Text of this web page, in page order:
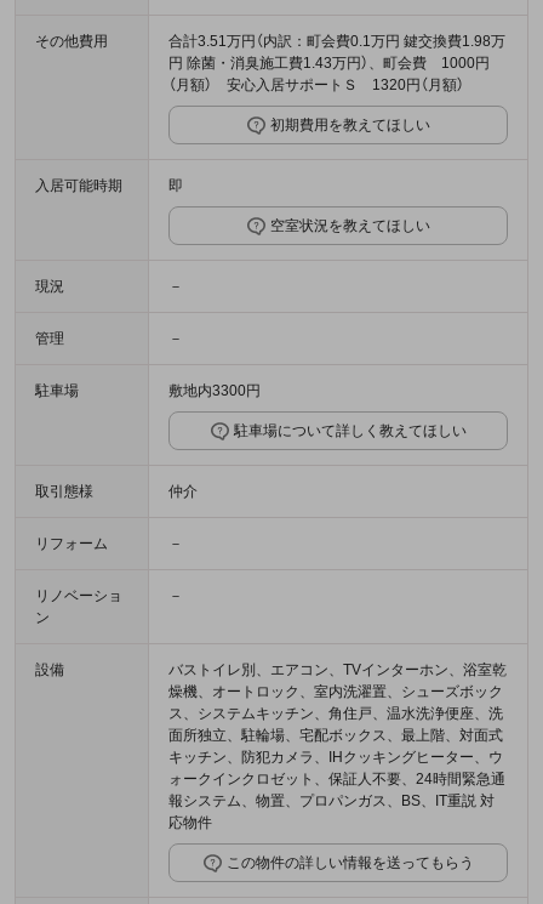
その他費用
合計3.51万円（内訳：町会費0.1万円 鍵交換費1.98万
円 除菌・消臭施工費1.43万円）、町会費 1000円
（月額） 安心入居サポートＳ 1320円（月額）
初期費用を教えてほしい
入居可能時期 即
空室状況を教えてほしい
現況 －
管理 －
駐車場 敷地内3300円
駐車場について詳しく教えてほしい
取引態様 仲介
リフォーム －
リノベーショ
ン
－
設備
バストイレ別、エアコン、TVインターホン、浴室乾
燥機、オートロック、室内洗濯置、シューズボック
ス、システムキッチン、角住戸、温水洗浄便座、洗
面所独立、駐輪場、宅配ボックス、最上階、対面式
キッチン、防犯カメラ、IHクッキングヒーター、ウ
ォークインクロゼット、保証人不要、24時間緊急通
報システム、物置、プロパンガス、BS、IT重説 対
応物件
この物件の詳しい情報を送ってもらう